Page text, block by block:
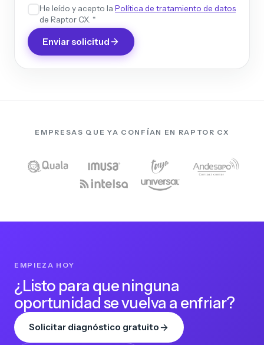
He leído y acepto la Política de tratamiento de datos
de Raptor CX. *
Enviar solicitud
EMPRESAS QUE YA CONFÍAN EN RAPTOR CX
EMPIEZA HOY
¿Listo para que ninguna
oportunidad se vuelva a enfriar?
Solicitar diagnóstico gratuito